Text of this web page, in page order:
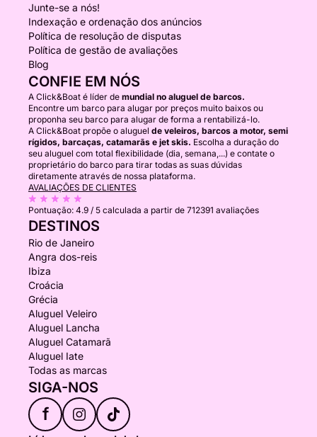
Junte-se a nós!
Indexação e ordenação dos anúncios
Política de resolução de disputas
Política de gestão de avaliações
Blog
CONFIE EM NÓS
A Click&Boat é líder de mundial no aluguel de barcos.
Encontre um barco para alugar por preços muito baixos ou
proponha seu barco para alugar de forma a rentabilizá-lo.
A Click&Boat propõe o aluguel de veleiros, barcos a motor, semi
rígidos, barcaças, catamarãs e jet skis. Escolha a duração do
seu aluguel com total flexibilidade (dia, semana,...) e contate o
proprietário do barco para tirar todas as suas dúvidas
diretamente através de nossa plataforma.
AVALIAÇÕES DE CLIENTES
Pontuação: 4.9 / 5 calculada a partir de 712391 avaliações
DESTINOS
Rio de Janeiro
Angra dos-reis
Ibiza
Croácia
Grécia
Aluguel Veleiro
Aluguel Lancha
Aluguel Catamarã
Aluguel Iate
Todas as marcas
SIGA-NOS
f